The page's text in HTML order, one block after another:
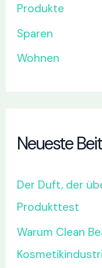
Produkte
Sparen
Wohnen
Neueste
Der Duft, der
Produkttest
Warum Clean